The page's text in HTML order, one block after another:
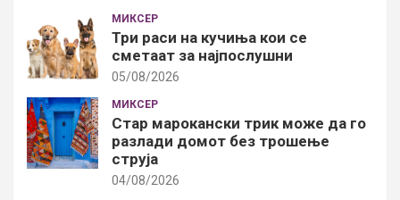
МИКСЕР
Три раси на кучиња кои се
сметаат за најпослушни
05/08/2026
МИКСЕР
Стар марокански трик може да го
разлади домот без трошење
струја
04/08/2026